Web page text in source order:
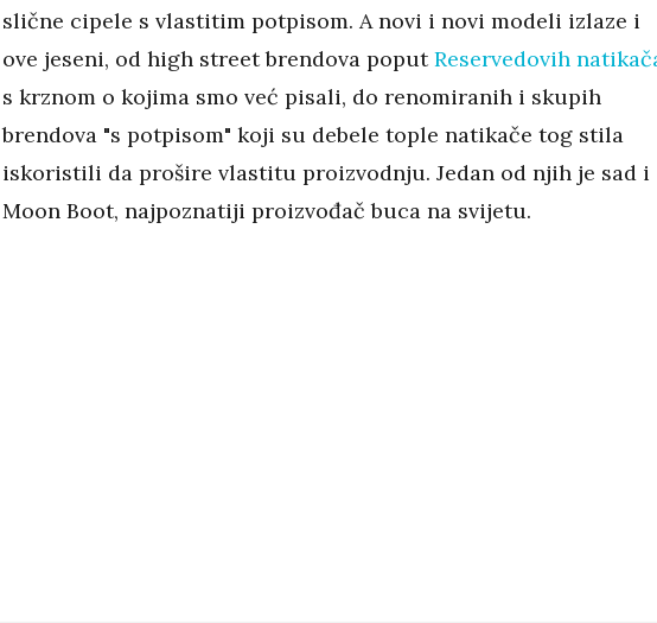
slične cipele s vlastitim potpisom. A novi i novi modeli izlaze i
ove jeseni, od high street brendova poputReservedovih
s krznom o kojima smo već pisali, do renomiranih i skupih
brendova "s potpisom" koji su debele tople natikače tog stila
iskoristili da prošire vlastitu proizvodnju. Jedan od njih je sad i
Moon Boot, najpoznatiji proizvođač buca na svijetu.